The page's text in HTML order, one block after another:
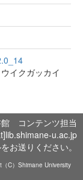
イクガッカイ
館 コンテンツ担当
u.ac.jp
お送りください。
C）Shimane University